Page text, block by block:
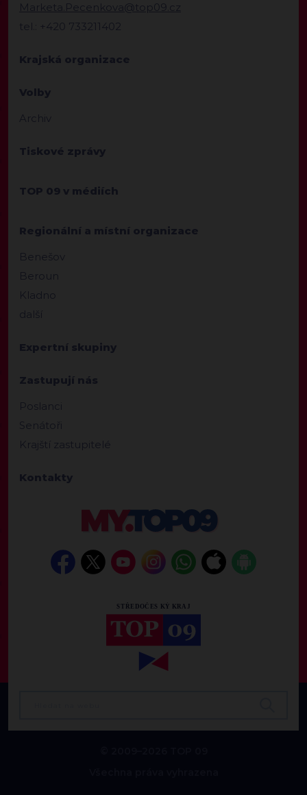
Marketa.Pecenkova@top09.cz
tel.: +420 733211402
Krajská organizace
Volby
Archiv
Tiskové zprávy
TOP 09 v médiích
Regionální a místní organizace
Benešov
Beroun
Kladno
další
Expertní skupiny
Zastupují nás
Poslanci
Senátoři
Krajští zastupitelé
Kontakty